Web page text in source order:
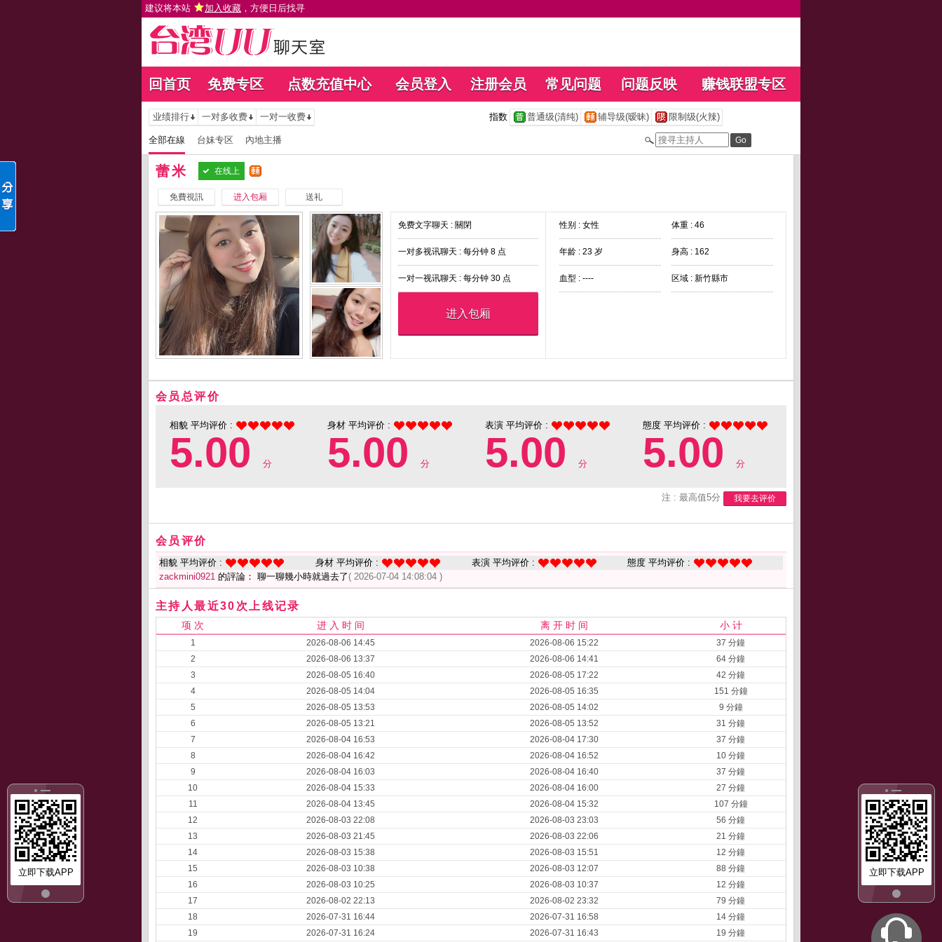
建议将本站 加入收藏 ，方便日后找寻
回首页 免费专区 点数充值中心 会员登入 注册会员 常见问题 问题反映 赚钱联盟专区
立即下载APP
立即下载APP
业绩排行 一对多收费 一对一收费 指数 普通级(清纯) 辅导级(暧昧) 限制级(火辣)
全部在線 台妹专区 內地主播
蕾米 在线上
免費視訊 进入包厢 送礼
免费文字聊天 : 關閉
一对多视讯聊天 : 每分钟 8 点
一对一视讯聊天 : 每分钟 30 点
进入包厢
性别 : 女性 体重 : 46
年龄 : 23 岁 身高 : 162
血型 : ---- 区域 : 新竹縣市
会员总评价
相貌 平均评价 :
5.00 分
身材 平均评价 :
5.00 分
表演 平均评价 :
5.00 分
態度 平均评价 :
5.00 分
注 : 最高值5分 我要去评价
会员评价
相貌 平均评价 : 身材 平均评价 : 表演 平均评价 :
態度 平均评价 :
zackmini0921 的評論： 聊一聊幾小時就過去了 ( 2026-07-04 14:08:04 )
主持人最近30次上线记录
项 次 进 入 时 间 离 开 时 间 小 计
1 2026-08-06 14:45 2026-08-06 15:22
37 分鐘
2
2026-08-06 13:37 2026-08-06 14:41
64 分鐘
3
2026-08-05 16:40 2026-08-05 17:22
42 分鐘
4
2026-08-05 14:04 2026-08-05 16:35
151 分鐘
5
2026-08-05 13:53 2026-08-05 14:02
9 分鐘
6
2026-08-05 13:21 2026-08-05 13:52
31 分鐘
7
2026-08-04 16:53 2026-08-04 17:30
37 分鐘
8
2026-08-04 16:42 2026-08-04 16:52
10 分鐘
9
2026-08-04 16:03 2026-08-04 16:40
37 分鐘
10
2026-08-04 15:33 2026-08-04 16:00
27 分鐘
11
2026-08-04 13:45 2026-08-04 15:32
107 分鐘
12
2026-08-03 22:08 2026-08-03 23:03
56 分鐘
13
2026-08-03 21:45 2026-08-03 22:06
21 分鐘
14
2026-08-03 15:38 2026-08-03 15:51
12 分鐘
15
2026-08-03 10:38 2026-08-03 12:07
88 分鐘
16
2026-08-03 10:25 2026-08-03 10:37
12 分鐘
17
2026-08-02 22:13 2026-08-02 23:32
79 分鐘
18
2026-07-31 16:44 2026-07-31 16:58
14 分鐘
19
2026-07-31 16:24 2026-07-31 16:43 19 分鐘